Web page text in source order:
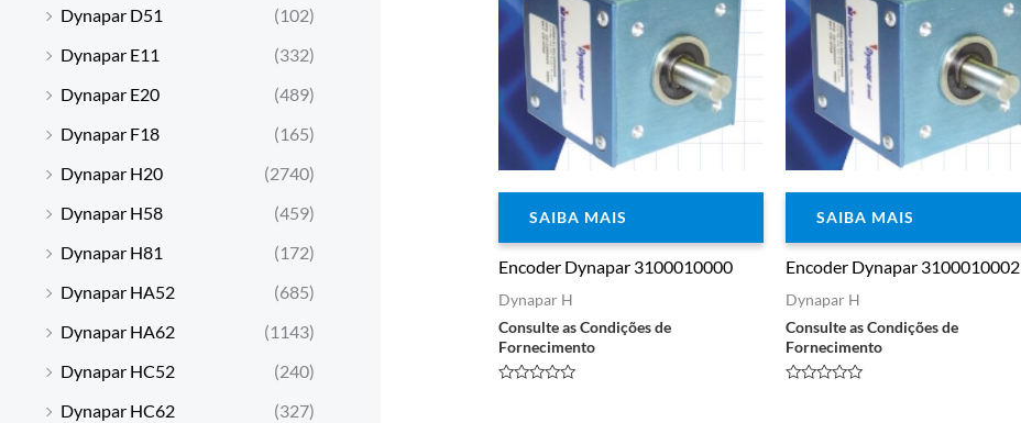
Dynapar D51
(102)
Dynapar E11
(332)
Dynapar E20
(489)
Dynapar F18
(165)
Dynapar H20
(2740)
Dynapar H58
(459)
Dynapar H81
(172)
Dynapar HA52
(685)
Dynapar HA62
(1143)
Dynapar HC52
(240)
Dynapar HC62
(327)
SAIBA MAIS
Encoder Dynapar 3100010000
Dynapar H
Consulte as Condições de
Fornecimento
SAIBA MAIS
Encoder Dynapar 3100010002
Dynapar H
Consulte as Condições de
Fornecimento